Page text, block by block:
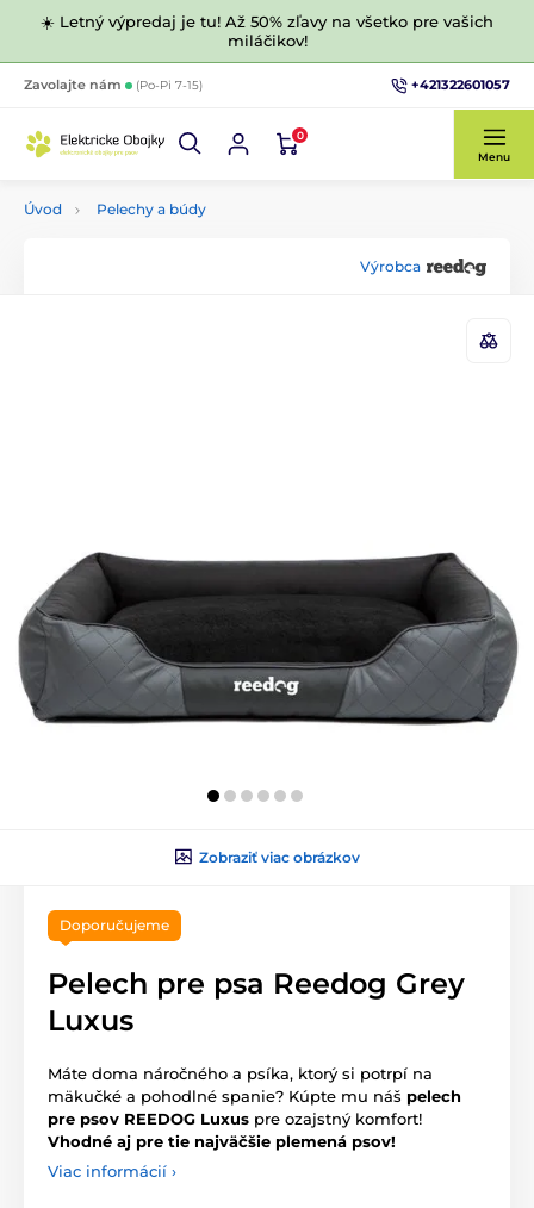
☀️ Letný výpredaj je tu! Až 50% zľavy na všetko pre vašich
miláčikov!
Zavolajte nám (Po-Pi 7-15) +421322601057
0
Menu
Úvod Pelechy a búdy
Výrobca
Zobraziť viac obrázkov
Doporučujeme
Pelech pre psa Reedog Grey
Luxus
Máte doma náročného a psíka, ktorý si potrpí na
mäkučké a pohodlné spanie? Kúpte mu náš pelech
pre psov REEDOG Luxus pre ozajstný komfort!
Vhodné aj pre tie najväčšie plemená psov!
Viac informácií ›